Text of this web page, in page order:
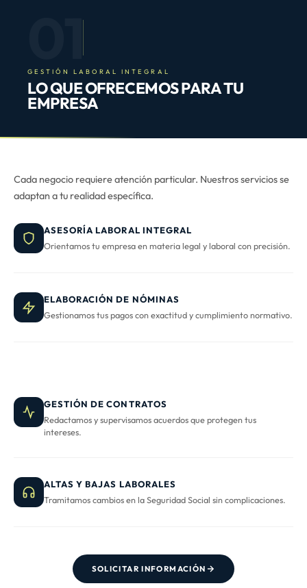
01
GESTIÓN LABORAL INTEGRAL
LO QUE OFRECEMOS PARA TU
EMPRESA
Cada negocio requiere atención particular. Nuestros servicios se
adaptan a tu realidad específica.
ASESORÍA LABORAL INTEGRAL
Orientamos tu empresa en materia legal y laboral con precisión.
ELABORACIÓN DE NÓMINAS
Gestionamos tus pagos con exactitud y cumplimiento normativo.
GESTIÓN DE CONTRATOS
Redactamos y supervisamos acuerdos que protegen tus
intereses.
ALTAS Y BAJAS LABORALES
Tramitamos cambios en la Seguridad Social sin complicaciones.
SOLICITAR INFORMACIÓN